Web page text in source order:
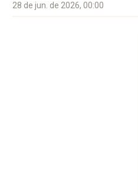
28 de jun. de 2026, 00:00